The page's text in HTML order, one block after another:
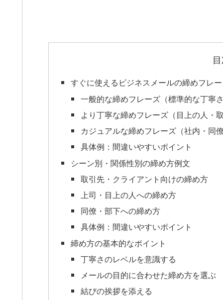
すぐに使えるビジネスメールの締めフレ
一般的な締めフレーズ（標準的な丁寧
より丁寧な締めフレーズ（目上の人・
カジュアルな締めフレーズ（社内・同
具体例：間違いやすいポイント
シーン別・関係性別の締め方例文
取引先・クライアント向けの締め方
上司・目上の人への締め方
同僚・部下への締め方
具体例：間違いやすいポイント
締め方の基本的なポイント
丁寧さのレベルを意識する
メールの目的に合わせた締め方を選ぶ
結びの挨拶を添える